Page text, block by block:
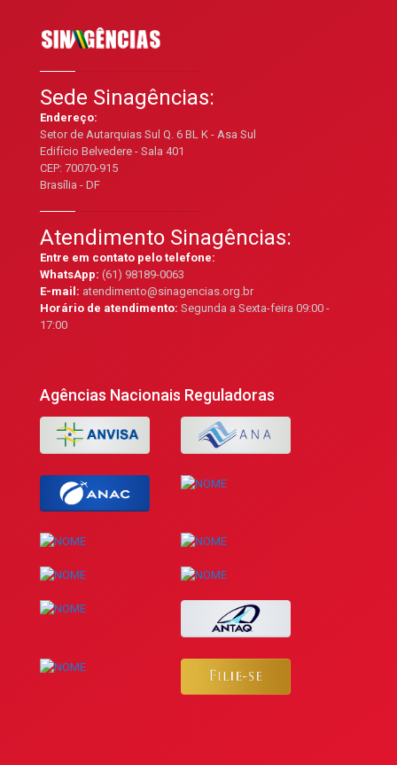
Sede Sinagências:
Endereço:
Setor de Autarquias Sul Q. 6 BL K - Asa Sul
Edifício Belvedere - Sala 401
CEP: 70070-915
Brasília - DF
Atendimento Sinagências:
Entre em contato pelo telefone:
WhatsApp: (61) 98189-0063
E-mail: atendimento@sinagencias.org.br
Horário de atendimento: Segunda a Sexta-feira 09:00 -
17:00
Agências Nacionais Reguladoras